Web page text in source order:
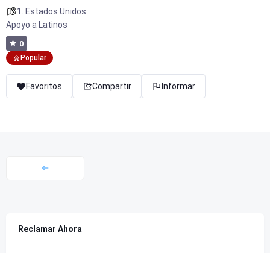
1. Estados Unidos
Apoyo a Latinos
0
Popular
Favoritos Compartir Informar
Reclamar Ahora